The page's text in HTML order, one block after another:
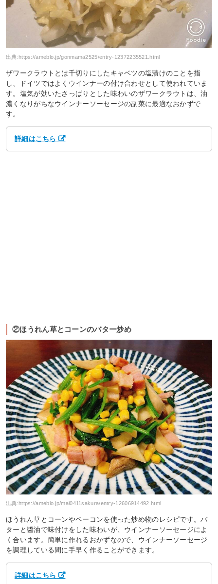
出典:https://ameblo.jp/gonmama2525/entry-12372235521.html
ザワークラウトとは千切りにしたキャベツの塩漬けのことを指
し、ドイツではよくウインナーの付け合わせとして使われていま
す。塩気が効いたさっぱりとした味わいのザワークラウトは、油
濃くなりがちなウインナーソーセージの副菜に最適なおかずで
す。
詳細はこちら
②ほうれん草とコーンのバター炒め
出典: https://ameblo.jp/mai0411sakura/entry-12606914492.html
ほうれん草とコーンやベーコンを使った炒め物のレシピです。バ
ターと醬油で味付けをした味わいが、ウインナーソーセージによ
く合います。簡単に作れるおかずなので、ウインナーソーセージ
を調理している間に手早く作ることができます。
詳細はこちら